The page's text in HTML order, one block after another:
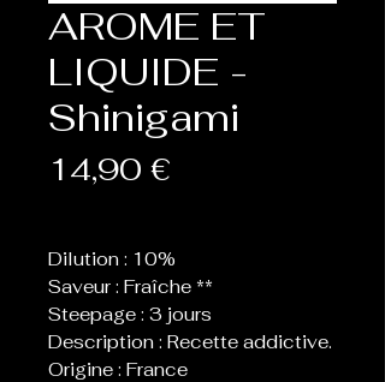
AROME ET
LIQUIDE -
Shinigami
14,90 €
Dilution : 10%
Saveur : Fraîche **
Steepage : 3 jours
Description : Recette addictive.
Origine : France